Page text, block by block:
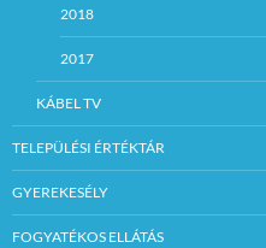
2018
2017
KÁBEL TV
TELEPÜLÉSI ÉRTÉKTÁR
GYEREKESÉLY
FOGYATÉKOS ELLÁTÁS